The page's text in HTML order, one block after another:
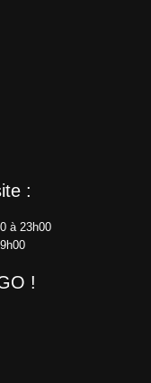
:
à 23h00
!